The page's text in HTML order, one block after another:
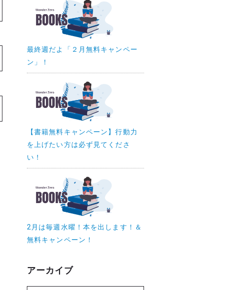
最終週だよ「２月無料キャンペー
ン」！
【書籍無料キャンペーン】行動力
を上げたい方は必ず見てくださ
い！
2月は毎週水曜！本を出します！＆
無料キャンペーン！
アーカイブ